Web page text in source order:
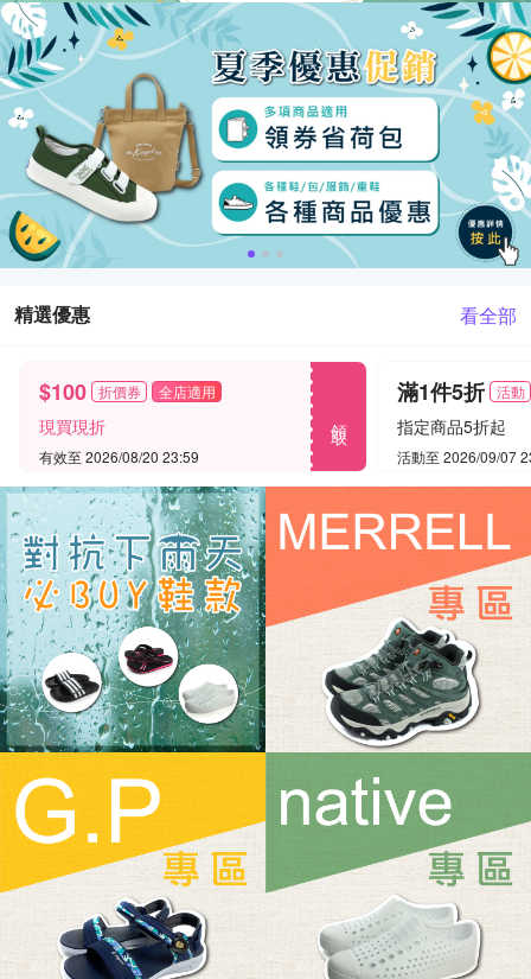
精選優惠 看全部
$100 折價券 全店適用
現買現折
有效至 2026/08/20 23:59
滿1件5折 活動
指定商品5折起
活動至 2026/09/07